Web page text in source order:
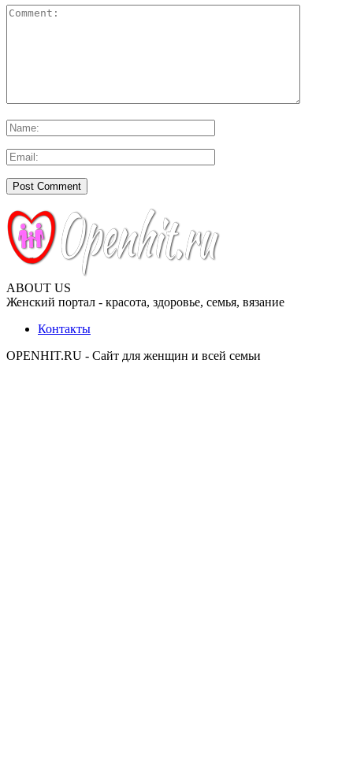
ABOUT US
Женский портал - красота, здоровье, семья, вязание
Контакты
OPENHIT.RU - Сайт для женщин и всей семьи